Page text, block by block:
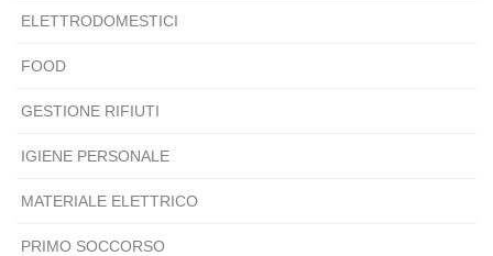
ELETTRODOMESTICI
FOOD
GESTIONE RIFIUTI
IGIENE PERSONALE
MATERIALE ELETTRICO
PRIMO SOCCORSO